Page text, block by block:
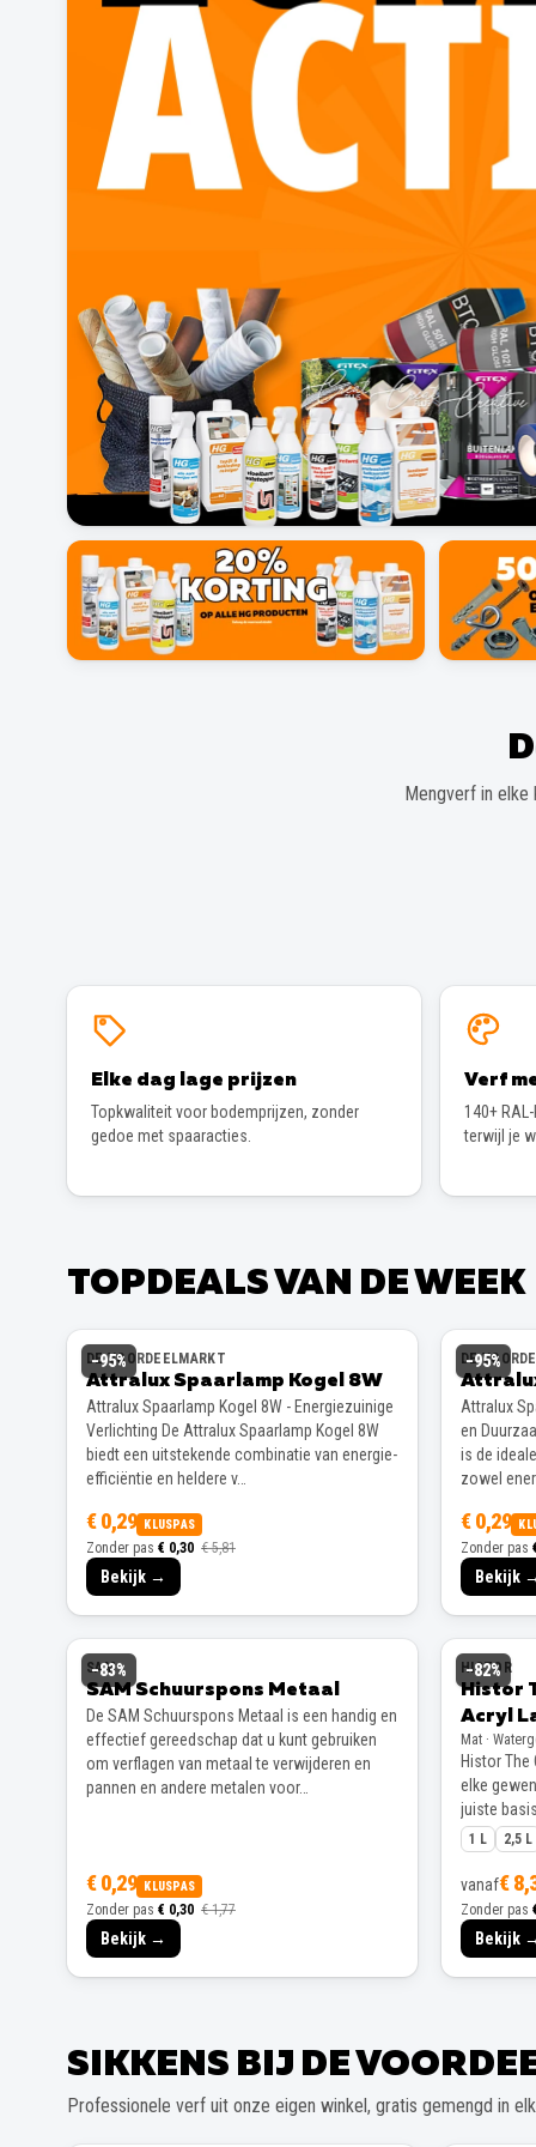
Mengverf in elke
Elke dag lage prijzen
Topkwaliteit voor bodemprijzen, zonder
gedoe met spaaracties.
Verf
140+
terwijl je
TOPDEALS VAN DE WEEK
−95%
DE VOORDEELMARKT
Attralux Spaarlamp Kogel 8W
Attralux Spaarlamp Kogel 8W - Energiezuinige
Verlichting De Attralux Spaarlamp Kogel 8W
biedt een uitstekende combinatie van energie-
efficiëntie en heldere v…
€ 0,29 KLUSPAS
Zonder pas € 0,30 € 5,81
Bekijk →
−95%
DE
Attralux
en
is de
zowel
€ 0,29
Zonder pas
Bekijk →
−83%
SAM
SAM Schuurspons Metaal
De SAM Schuurspons Metaal is een handig en
effectief gereedschap dat u kunt gebruiken
om verflagen van metaal te verwijderen en
pannen en andere metalen voor…
€ 0,29 KLUSPAS
Zonder pas € 0,30 € 1,77
Bekijk →
−82%
HISTOR
Histor
Acryl
Mat ·
Histor The
elke
juiste basis.
1 L 2,5 L
vanaf€
Zonder pas
Bekijk →
SIKKENS BIJ DE
Professionele verf uit onze eigen winkel, gratis gemengd in